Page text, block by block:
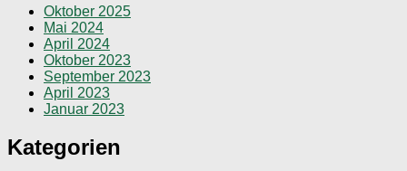
Oktober 2025
Mai 2024
April 2024
Oktober 2023
September 2023
April 2023
Januar 2023
Kategorien